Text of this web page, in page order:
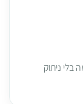
בלי ניתוק